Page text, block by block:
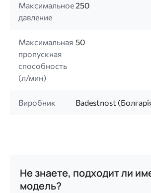
Максимальное
давление
250
Максимальная
пропускная
способность
(л/мин)
50
Виробник Badestnost
Не знаете, подходит ли
модель?